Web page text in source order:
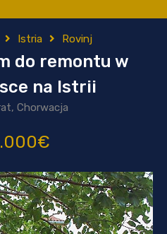
Istria Rovinj
do remontu w
na Istrii
Chorwacja